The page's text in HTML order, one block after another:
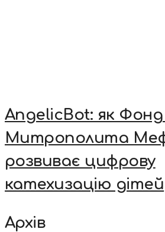
AngelicBot: як Фонд
Митрополита
розвиває цифрову
катехизацію дітей
Архів